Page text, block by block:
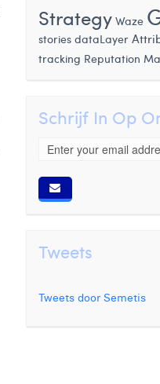
Strategy Waze
stories dataLayer
tracking Reputation
Schrijf In Op
Tweets
Tweets door Semetis